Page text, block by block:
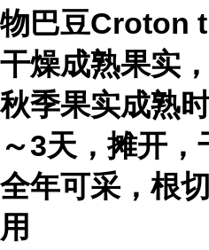
物巴豆Croton
干燥成熟果实
秋季果实成熟
～3天，摊开
全年可采，根
用